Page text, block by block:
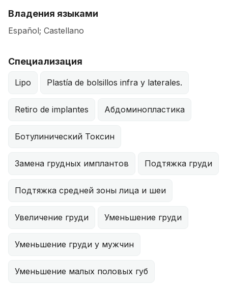
Владения языками
Español; Castellano
Специализация
Lipo Plastía de bolsillos infra y laterales.
Retiro de implantes Абдоминопластика
Ботулинический Токсин
Замена грудных имплантов Подтяжка груди
Подтяжка средней зоны лица и шеи
Увеличение груди Уменьшение груди
Уменьшение груди у мужчин
Уменьшение малых половых губ